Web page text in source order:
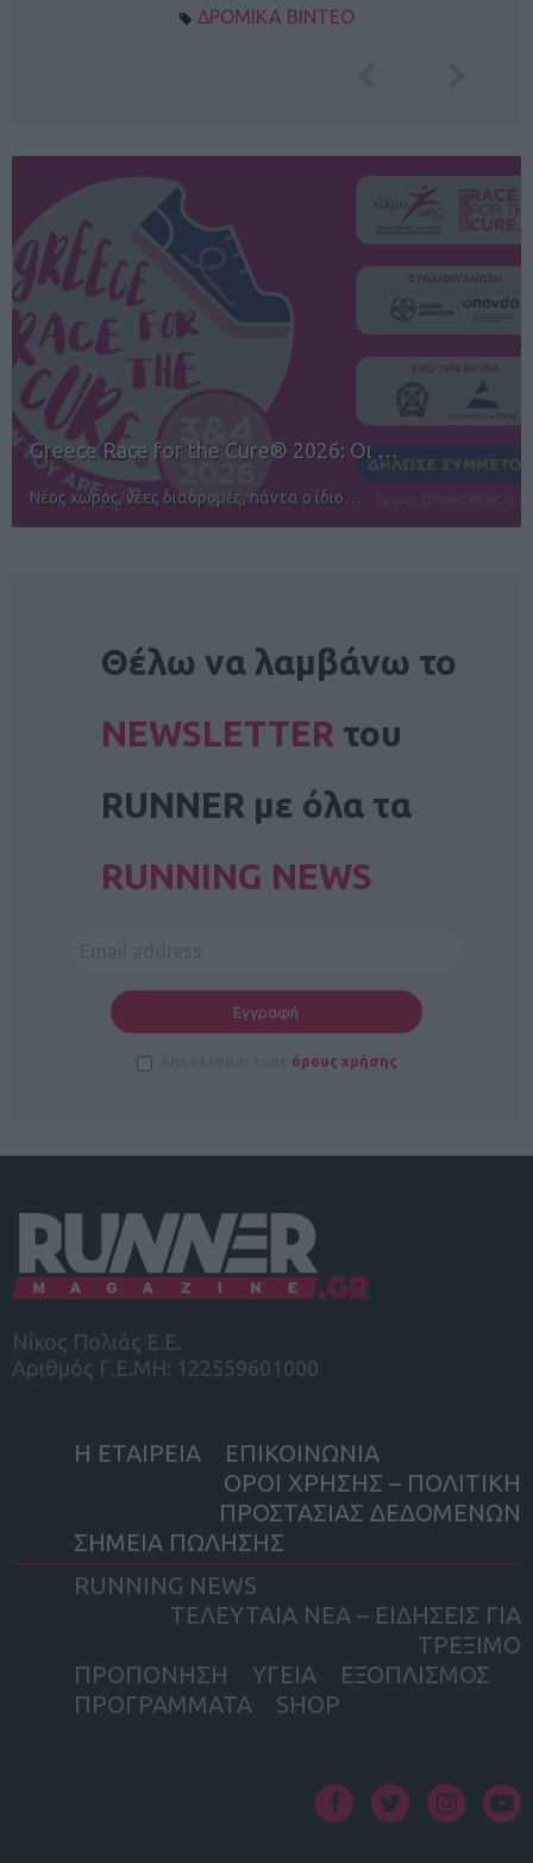
ΔΡΟΜΙΚΑ ΒΙΝΤΕΟ
12ος TUI Rhodes Marathon: Άνοιγμα ε…
Αγώνες για όλους στην Ρόδο
Θέλω να λαμβάνω το
NEWSLETTER του
RUNNER με όλα τα
RUNNING NEWS
όρους χρήσης
Νίκος Πολιάς Ε.Ε.
Αριθμός Γ.Ε.ΜΗ: 122559601000
Η ΕΤΑΙΡΕΙΑ
ΕΠΙΚΟΙΝΩΝΙΑ
ΟΡΟΙ ΧΡΗΣΗΣ – ΠΟΛΙΤΙΚΗ
ΠΡΟΣΤΑΣΙΑΣ ΔΕΔΟΜΕΝΩΝ
ΣΗΜΕΙΑ ΠΩΛΗΣΗΣ
RUNNING NEWS
ΤΕΛΕΥΤΑΙΑ ΝΕΑ – ΕΙΔΗΣΕΙΣ ΓΙΑ
ΤΡΕΞΙΜΟ
ΠΡΟΠΟΝΗΣΗ
ΥΓΕΙΑ
ΕΞΟΠΛΙΣΜΟΣ
ΠΡΟΓΡΑΜΜΑΤΑ
SHOP